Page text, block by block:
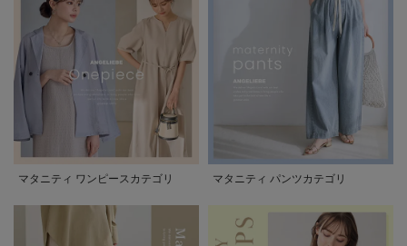
マタニティ ワンピースカテゴリ マタニティ パンツカテゴリ